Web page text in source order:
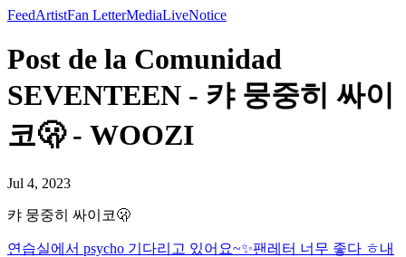
FeedArtistFan LetterMediaLiveNotice
Post de la Comunidad
SEVENTEEN - 캬 뭉중히 싸이
코🫢 - WOOZI
Jul 4, 2023
캬 뭉중히 싸이코🫢
연습실에서 psycho 기다리고 있어요~✨팬레터 너무 좋다 ㅎ내